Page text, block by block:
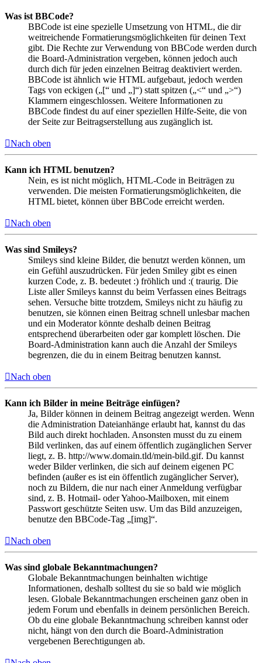
Was ist BBCode?
BBCode ist eine spezielle Umsetzung von HTML, die dir
weitreichende Formatierungsmöglichkeiten für deinen Text
gibt. Die Rechte zur Verwendung von BBCode werden durch
die Board-Administration vergeben, können jedoch auch
durch dich für jeden einzelnen Beitrag deaktiviert werden.
BBCode ist ähnlich wie HTML aufgebaut, jedoch werden
Tags von eckigen („[“ und „]“) statt spitzen („<“ und „>“)
Klammern eingeschlossen. Weitere Informationen zu
BBCode findest du auf einer speziellen Hilfe-Seite, die von
der Seite zur Beitragserstellung aus zugänglich ist.
Nach oben
Kann ich HTML benutzen?
Nein, es ist nicht möglich, HTML-Code in Beiträgen zu
verwenden. Die meisten Formatierungsmöglichkeiten, die
HTML bietet, können über BBCode erreicht werden.
Nach oben
Was sind Smileys?
Smileys sind kleine Bilder, die benutzt werden können, um
ein Gefühl auszudrücken. Für jeden Smiley gibt es einen
kurzen Code, z. B. bedeutet :) fröhlich und :( traurig. Die
Liste aller Smileys kannst du beim Verfassen eines Beitrags
sehen. Versuche bitte trotzdem, Smileys nicht zu häufig zu
benutzen, sie können einen Beitrag schnell unlesbar machen
und ein Moderator könnte deshalb deinen Beitrag
entsprechend überarbeiten oder gar komplett löschen. Die
Board-Administration kann auch die Anzahl der Smileys
begrenzen, die du in einem Beitrag benutzen kannst.
Nach oben
Kann ich Bilder in meine Beiträge einfügen?
Ja, Bilder können in deinem Beitrag angezeigt werden. Wenn
die Administration Dateianhänge erlaubt hat, kannst du das
Bild auch direkt hochladen. Ansonsten musst du zu einem
Bild verlinken, das auf einem öffentlich zugänglichen Server
liegt, z. B. http://www.domain.tld/mein-bild.gif. Du kannst
weder Bilder verlinken, die sich auf deinem eigenen PC
befinden (außer es ist ein öffentlich zugänglicher Server),
noch zu Bildern, die nur nach einer Anmeldung verfügbar
sind, z. B. Hotmail- oder Yahoo-Mailboxen, mit einem
Passwort geschützte Seiten usw. Um das Bild anzuzeigen,
benutze den BBCode-Tag „[img]“.
Nach oben
Was sind globale Bekanntmachungen?
Globale Bekanntmachungen beinhalten wichtige
Informationen, deshalb solltest du sie so bald wie möglich
lesen. Globale Bekanntmachungen erscheinen ganz oben in
jedem Forum und ebenfalls in deinem persönlichen Bereich.
Ob du eine globale Bekanntmachung schreiben kannst oder
nicht, hängt von den durch die Board-Administration
vergebenen Berechtigungen ab.